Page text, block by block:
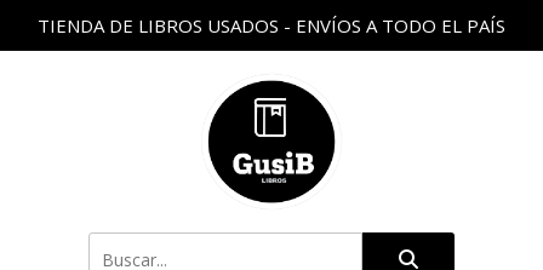
TIENDA DE LIBROS USADOS - ENVÍOS A TODO EL PAÍS